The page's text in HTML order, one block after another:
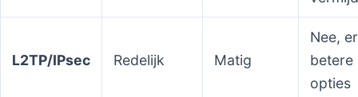
L2TP/IPsec Redelijk Matig
Nee,
betere
opties